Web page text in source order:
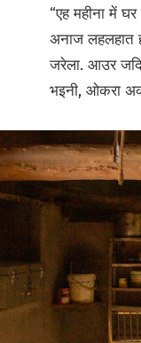
“एह महीना में
अनाज लहलहात
जरेला. आउर
भइनी, ओकरा